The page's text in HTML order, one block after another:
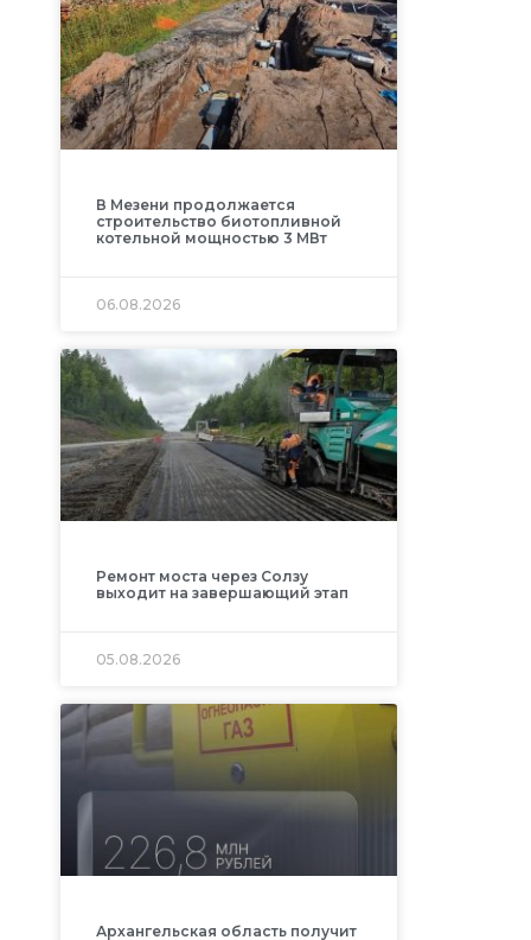
В Мезени продолжается
строительство биотопливной
котельной мощностью 3 МВт
06.08.2026
Ремонт моста через Солзу
выходит на завершающий этап
05.08.2026
Архангельская область получит